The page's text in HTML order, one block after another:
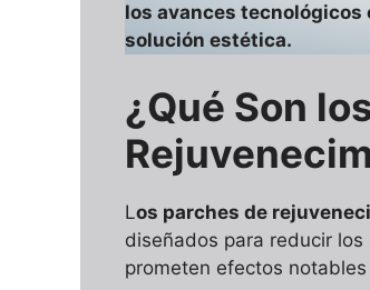
los avances tecnológicos
solución estética.
¿Qué Son
Los parches de
diseñados para reducir
prometen efectos